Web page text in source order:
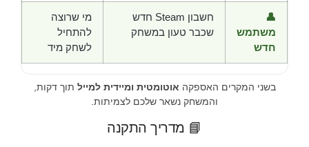
👤
משתמש
חדש
חשבון Steam חדש
שכבר טעון במשחק
מי שרוצה
להתחיל
לשחק מיד
בשני המקרים האספקה אוטומטית ומיידית למייל תוך דקות,
והמשחק נשאר שלכם לצמיתות.
📘 מדריך התקנה